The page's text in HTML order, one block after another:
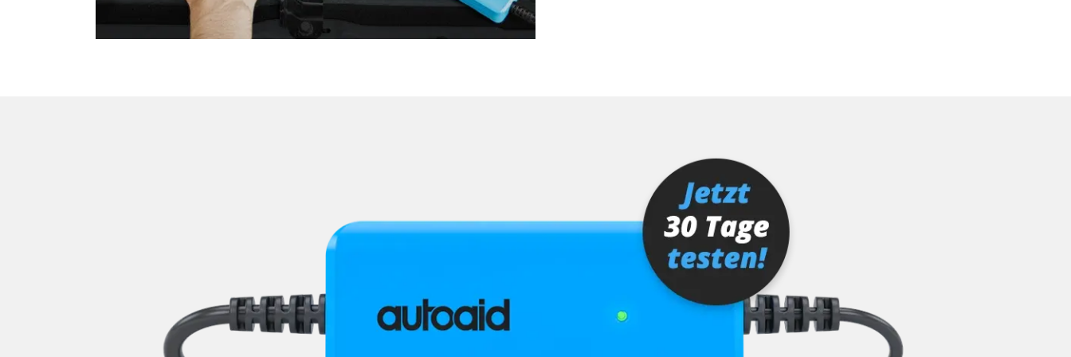
Sitzelektronik Fahrer
Soudsystemverstärker
Verfügbarkeit abhängig von Modell, Motorisierung, Ausstattung und Konfiguration